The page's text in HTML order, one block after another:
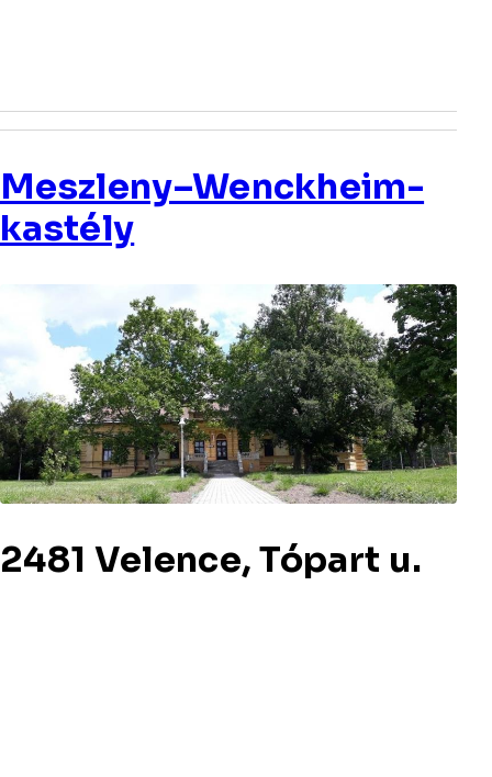
Meszleny–Wenckheim-
kastély
2481 Velence, Tópart u.